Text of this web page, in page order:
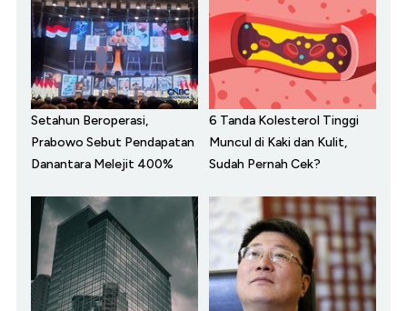
Setahun Beroperasi,
Prabowo Sebut Pendapatan
Danantara Melejit 400%
6 Tanda Kolesterol Tinggi
Muncul di Kaki dan Kulit,
Sudah Pernah Cek?